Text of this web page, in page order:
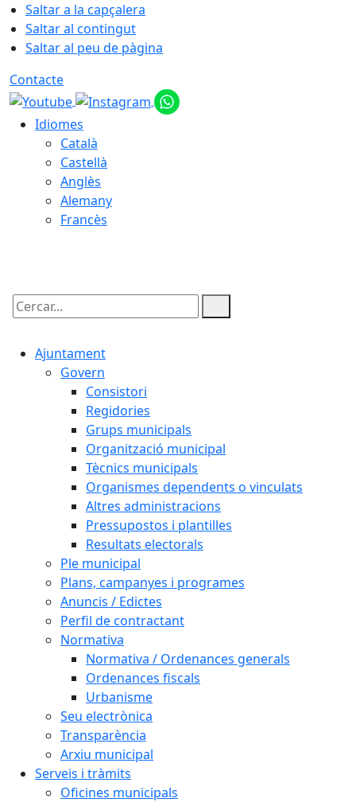
Saltar a la capçalera
Saltar al contingut
Saltar al peu de pàgina
Contacte
Idiomes
Català
Castellà
Anglès
Alemany
Francès
Cercar:
Ajuntament
Govern
Consistori
Regidories
Grups municipals
Organització municipal
Tècnics municipals
Organismes dependents o vinculats
Altres administracions
Pressupostos i plantilles
Resultats electorals
Ple municipal
Plans, campanyes i programes
Anuncis / Edictes
Perfil de contractant
Normativa
Normativa / Ordenances generals
Ordenances fiscals
Urbanisme
Seu electrònica
Transparència
Arxiu municipal
Serveis i tràmits
Oficines municipals